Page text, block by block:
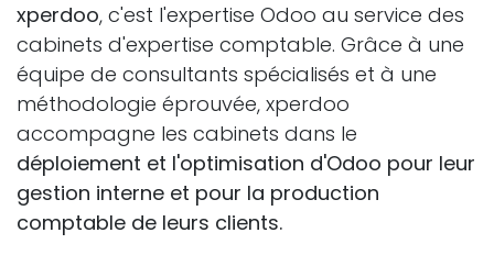
xperdoo, c'est l'expertise Odoo au service des
cabinets d'expertise comptable. Grâce à une
équipe de consultants spécialisés et à une
méthodologie éprouvée, xperdoo
accompagne les cabinets dans le
déploiement et l'optimisation d'Odoo pour leur
gestion interne et pour la production
comptable de leurs clients.